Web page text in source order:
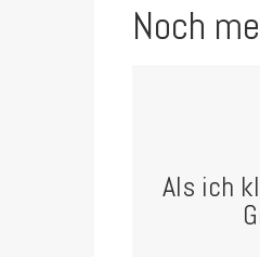
Noch
Als ich